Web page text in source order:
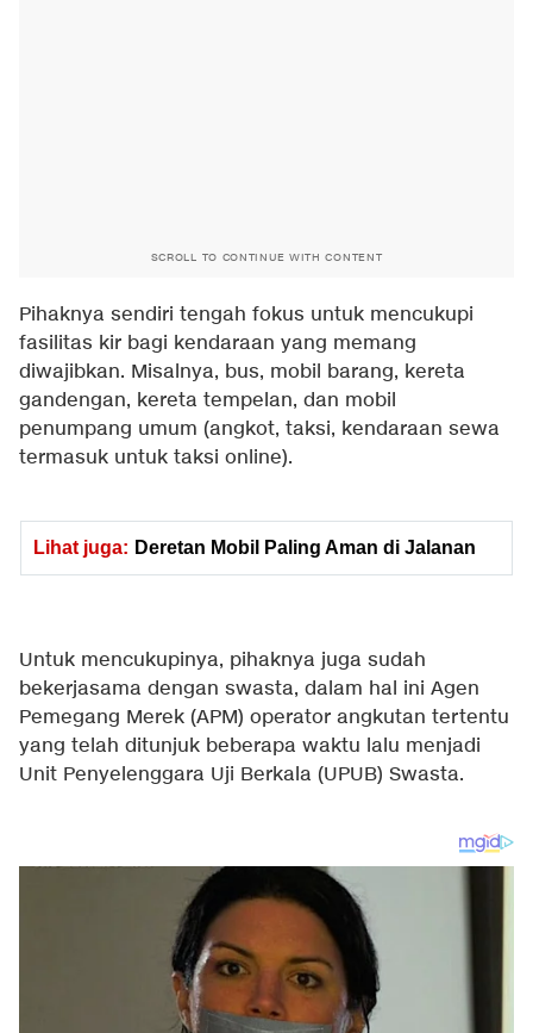
SCROLL TO CONTINUE WITH CONTENT
Pihaknya sendiri tengah fokus untuk mencukupi
fasilitas kir bagi kendaraan yang memang
diwajibkan. Misalnya, bus, mobil barang, kereta
gandengan, kereta tempelan, dan mobil
penumpang umum (angkot, taksi, kendaraan sewa
termasuk untuk taksi online).
Lihat juga: Deretan Mobil Paling Aman di Jalanan
Untuk mencukupinya, pihaknya juga sudah
bekerjasama dengan swasta, dalam hal ini Agen
Pemegang Merek (APM) operator angkutan tertentu
yang telah ditunjuk beberapa waktu lalu menjadi
Unit Penyelenggara Uji Berkala (UPUB) Swasta.